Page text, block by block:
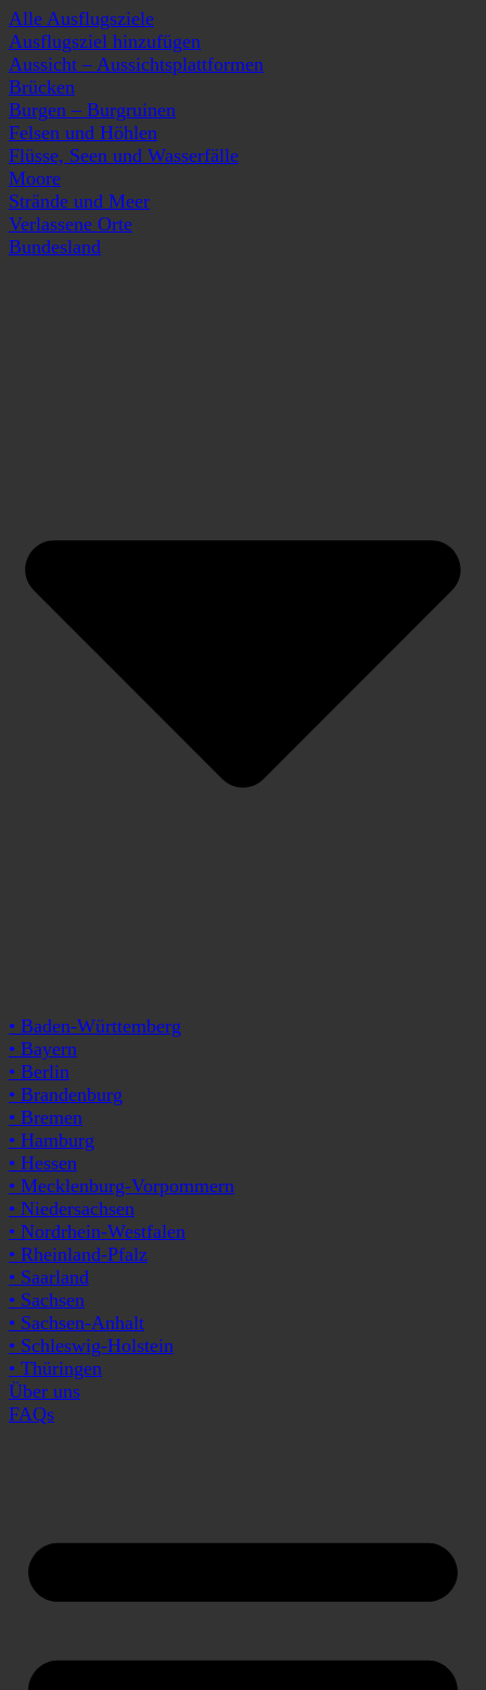
Alle Ausflugsziele
Ausflugsziel hinzufügen
Aussicht – Aussichtsplattformen
Brücken
Burgen – Burgruinen
Felsen und Höhlen
Flüsse, Seen und Wasserfälle
Moore
Strände und Meer
Verlassene Orte
Bundesland
• Baden-Württemberg
• Bayern
• Berlin
• Brandenburg
• Bremen
• Hamburg
• Hessen
• Mecklenburg-Vorpommern
• Niedersachsen
• Nordrhein-Westfalen
• Rheinland-Pfalz
• Saarland
• Sachsen
• Sachsen-Anhalt
• Schleswig-Holstein
• Thüringen
Über uns
FAQs